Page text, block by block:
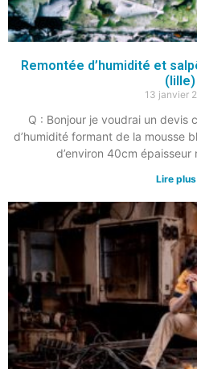
Remontée d’humidité et
(lille)
13 janvier
Q : Bonjour je voudrai un devis
d’humidité formant de la mousse
d’environ 40cm
Lire